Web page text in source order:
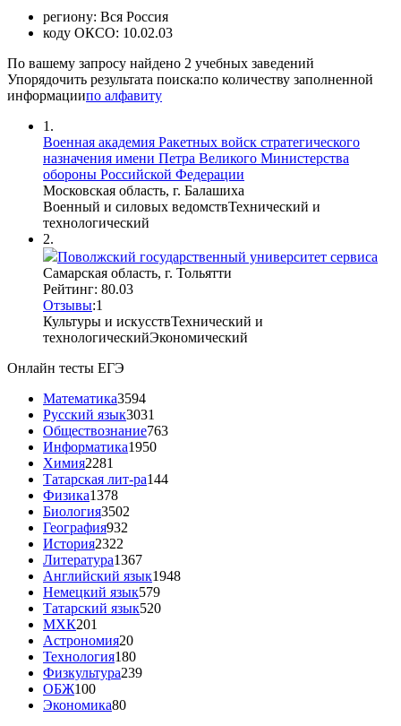
региону: Вся Россия
коду ОКСО: 10.02.03
По вашему запросу найдено 2 учебных заведений
Упорядочить результата поиска:по количеству заполненной
информациипо алфавиту
1.
Военная академия Ракетных войск стратегического
назначения имени Петра Великого Министерства
обороны Российской Федерации
Московская область, г. Балашиха
Военный и силовых ведомствТехнический и
технологический
2.
Поволжский государственный университет сервиса
Самарская область, г. Тольятти
Рейтинг: 80.03
Отзывы:1
Культуры и искусствТехнический и
технологическийЭкономический
Онлайн тесты ЕГЭ
Математика3594
Русский язык3031
Обществознание763
Информатика1950
Химия2281
Татарская лит-ра144
Физика1378
Биология3502
География932
История2322
Литература1367
Английский язык1948
Немецкий язык579
Татарский язык520
МХК201
Астрономия20
Технология180
Физкультура239
ОБЖ100
Экономика80